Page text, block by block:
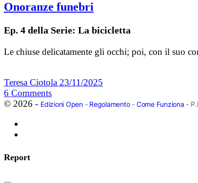
Onoranze funebri
Ep. 4 della Serie: La bicicletta
Le chiuse delicatamente gli occhi; poi, con il suo
Teresa Ciotola 23/11/2025
6 Comments
© 2026 - Edizioni Open- Regolamento- Come Funziona -
Report